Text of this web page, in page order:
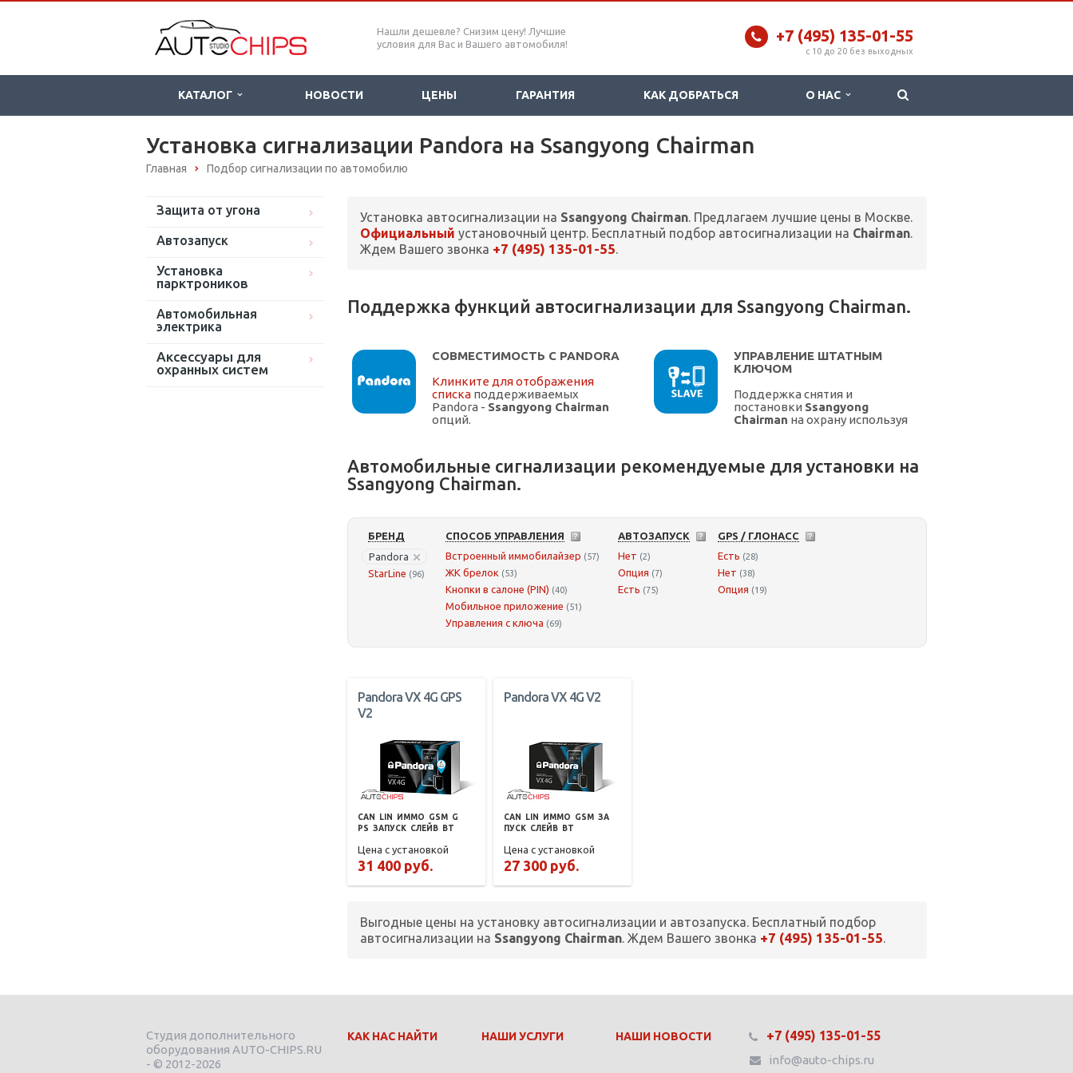
Нашли дешевле? Снизим цену! Лучшие
условия для Вас и Вашего автомобиля!
+7 (495) 135-01-55
c 10 до 20 без выходных
КАТАЛОГ НОВОСТИ ЦЕНЫ ГАРАНТИЯ КАК ДОБРАТЬСЯ О НАС
Установка сигнализации Pandora на Ssangyong Chairman
Главная Подбор сигнализации по автомобилю
Защита от угона
Автозапуск
Установка
парктроников
Автомобильная
электрика
Аксессуары для
охранных систем
Установка автосигнализации на Ssangyong Chairman. Предлагаем лучшие цены в Москве.
Официальный установочный центр. Бесплатный подбор автосигнализации на Chairman.
Ждем Вашего звонка +7 (495) 135-01-55.
Поддержка функций автосигнализации для Ssangyong Chairman.
СОВМЕСТИМОСТЬ С PANDORA
Клинките для отображения
списка поддерживаемых
Pandora - Ssangyong Chairman
опций.
УПРАВЛЕНИЕ ШТАТНЫМ
КЛЮЧОМ
Поддержка снятия и
постановки Ssangyong
Chairman на охрану используя
Автомобильные сигнализации рекомендуемые для установки на
Ssangyong Chairman.
БРЕНД
Pandora
StarLine (96)
СПОСОБ УПРАВЛЕНИЯ
Встроенный иммобилайзер (57)
ЖК брелок (53)
Кнопки в салоне (PIN) (40)
Мобильное приложение (51)
Управления с ключа (69)
АВТОЗАПУСК
Нет (2)
Опция (7)
Есть (75)
GPS / ГЛОНАСС
Есть (28)
Нет (38)
Опция (19)
Pandora VX 4G GPS
V2
CAN LIN ИММО GSM G
PS ЗАПУСК СЛЕЙВ BT
Цена с установкой
31 400 руб.
Pandora VX 4G V2
CAN LIN ИММО GSM ЗА
ПУСК СЛЕЙВ BT
Цена с установкой
27 300 руб.
Выгодные цены на установку автосигнализации и автозапуска. Бесплатный подбор
автосигнализации на Ssangyong Chairman. Ждем Вашего звонка +7 (495) 135-01-55.
Студия дополнительного
оборудования AUTO-CHIPS.RU
- © 2012-2026
КАК НАС НАЙТИ НАШИ УСЛУГИ НАШИ НОВОСТИ +7 (495) 135-01-55
info@auto-chips.ru